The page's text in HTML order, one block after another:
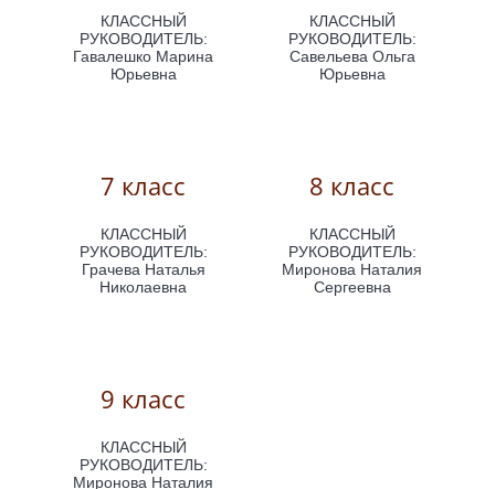
КЛАССНЫЙ
РУКОВОДИТЕЛЬ:
Гавалешко Марина
Юрьевна
КЛАССНЫЙ
РУКОВОДИТЕЛЬ:
Савельева Ольга
Юрьевна
7 класс
КЛАССНЫЙ
РУКОВОДИТЕЛЬ:
Грачева Наталья
Николаевна
8 класс
КЛАССНЫЙ
РУКОВОДИТЕЛЬ:
Миронова Наталия
Сергеевна
9 класс
КЛАССНЫЙ
РУКОВОДИТЕЛЬ:
Миронова Наталия